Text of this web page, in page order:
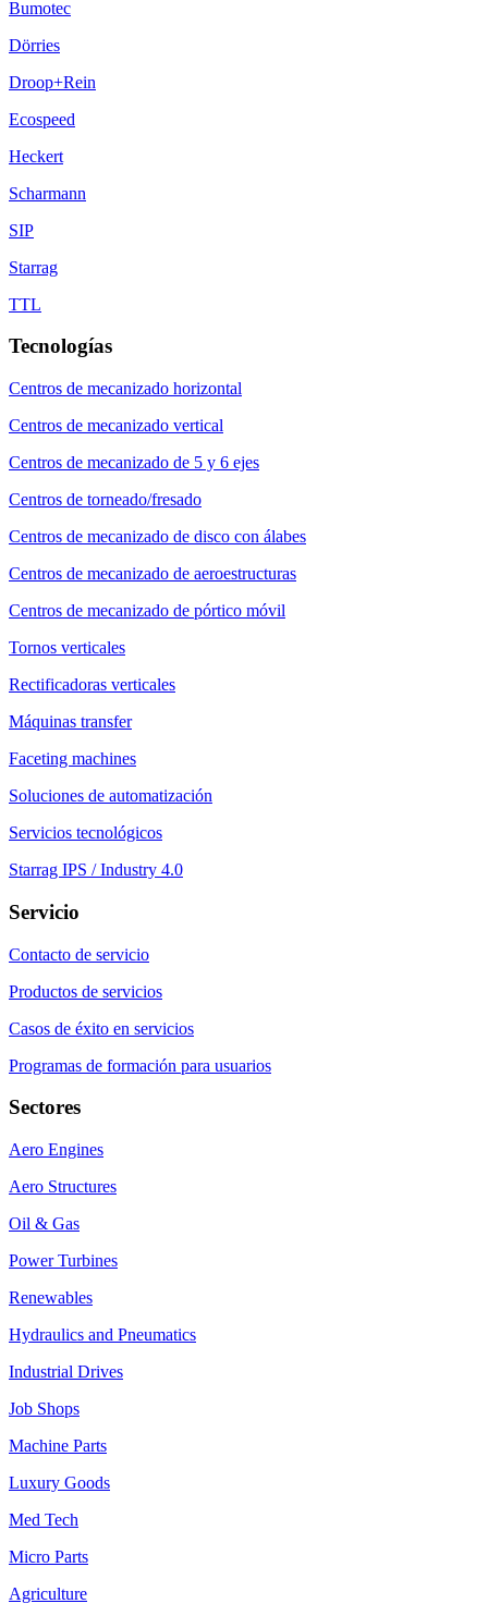
Bumotec
Dörries
Droop+Rein
Ecospeed
Heckert
Scharmann
SIP
Starrag
TTL
Tecnologías
Centros de mecanizado horizontal
Centros de mecanizado vertical
Centros de mecanizado de 5 y 6 ejes
Centros de torneado/fresado
Centros de mecanizado de disco con álabes
Centros de mecanizado de aeroestructuras
Centros de mecanizado de pórtico móvil
Tornos verticales
Rectificadoras verticales
Máquinas transfer
Faceting machines
Soluciones de automatización
Servicios tecnológicos
Starrag IPS / Industry 4.0
Servicio
Contacto de servicio
Productos de servicios
Casos de éxito en servicios
Programas de formación para usuarios
Sectores
Aero Engines
Aero Structures
Oil & Gas
Power Turbines
Renewables
Hydraulics and Pneumatics
Industrial Drives
Job Shops
Machine Parts
Luxury Goods
Med Tech
Micro Parts
Agriculture